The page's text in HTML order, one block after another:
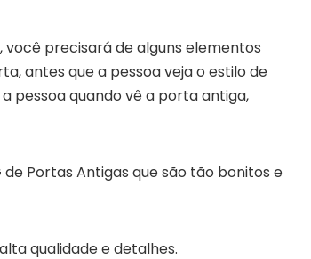
precisará de alguns elementos
antes que a pessoa veja o estilo de
pessoa quando vê a porta antiga,
Portas Antigas que são tão bonitos e
qualidade e detalhes.